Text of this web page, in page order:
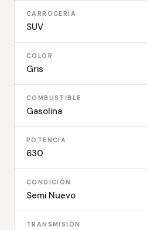
CARROCERÍA
SUV
COLOR
Gris
COMBUSTIBLE
Gasolina
POTENCIA
630
CONDICIÓN
Semi Nuevo
TRANSMISIÓN